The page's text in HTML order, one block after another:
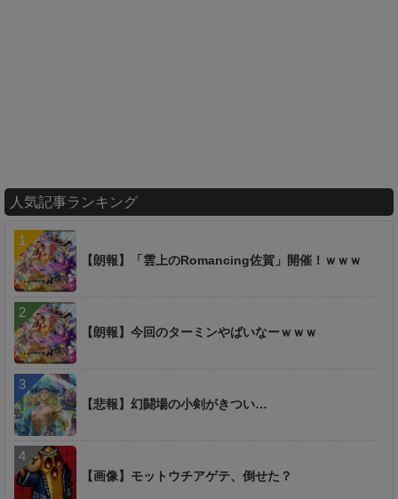
人気記事ランキング
【朗報】「雲上のRomancing佐賀」開催！ｗｗｗ
【朗報】今回のターミンやばいなーｗｗｗ
【悲報】幻闘場の小剣がきつい…
【画像】モットウチアゲテ、倒せた？